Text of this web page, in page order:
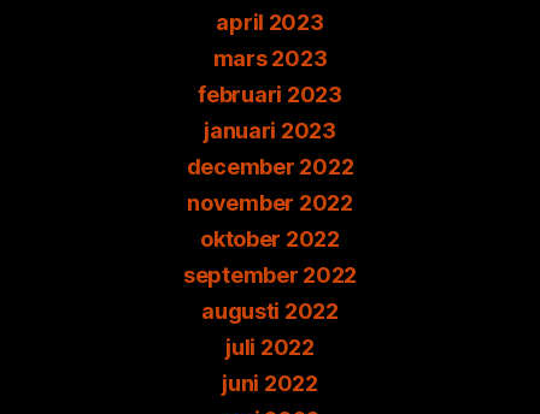
april 2023
mars 2023
februari 2023
januari 2023
december 2022
november 2022
oktober 2022
september 2022
augusti 2022
juli 2022
juni 2022